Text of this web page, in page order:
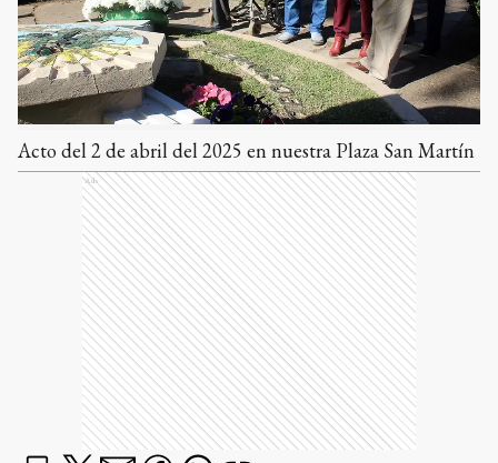
Acto del 2 de abril del 2025 en nuestra Plaza San Martín
Ads